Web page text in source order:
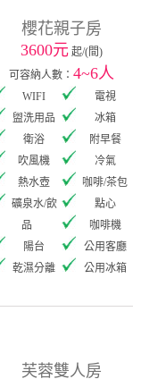
櫻花親子房
3600元 起/(間)
可容納人數：4~6人
WIFI
電視
盥洗用品
冰箱
衛浴
附早餐
吹風機
冷氣
熱水壺
咖啡/茶包
礦泉水/飲
品
點心
咖啡機
陽台
公用客廳
乾濕分離
公用冰箱
芙蓉雙人房